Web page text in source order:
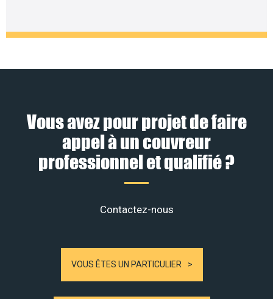
Vous avez pour projet de faire
appel à un couvreur
professionnel et qualifié ?
Contactez-nous
VOUS ÊTES UN PARTICULIER